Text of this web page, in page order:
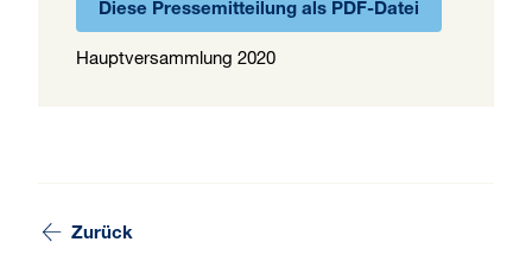
Diese Pressemitteilung als PDF-Datei
Hauptversammlung 2020
Zurück